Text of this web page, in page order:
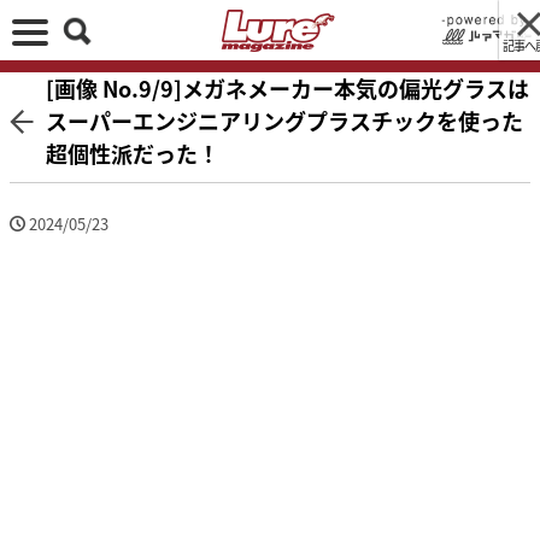
記事へ
[画像 No.9/9]メガネメーカー本気の偏光グラスは
スーパーエンジニアリングプラスチックを使った
超個性派だった！
2024/05/23